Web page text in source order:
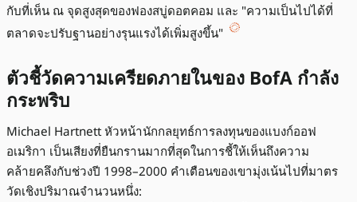
กับที่เห็น ณ จุดสูงสุดของฟองสบู่ดอตคอม และ "ความเป็นไปได้ที่
ตลาดจะปรับฐานอย่างรุนแรงได้เพิ่มสูงขึ้น"
ตัวชี้วัดความเครียดภายในของ BofA กำลัง
กระพริบ
Michael Hartnett หัวหน้านักกลยุทธ์การลงทุนของแบงก์ออฟ
อเมริกา เป็นเสียงที่ยืนกรานมากที่สุดในการชี้ให้เห็นถึงความ
คล้ายคลึงกับช่วงปี 1998–2000 คำเตือนของเขามุ่งเน้นไปที่มาตร
วัดเชิงปริมาณจำนวนหนึ่ง: